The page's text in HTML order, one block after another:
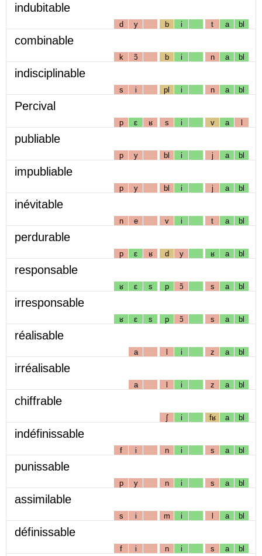
indubitable
d y b i t a bl
combinable
k ɔ̃ b i n a bl
indisciplinable
s i pl i n a bl
Percival
p ɛ ʁ s i v a l
publiable
p y bl i j a bl
impubliable
p y bl i j a bl
inévitable
n e v i t a bl
perdurable
p ɛ ʁ d y ʁ a bl
responsable
ʁ ɛ s p ɔ̃ s a bl
irresponsable
ʁ ɛ s p ɔ̃ s a bl
réalisable
a l i z a bl
irréalisable
a l i z a bl
chiffrable
ʃ i fʁ a bl
indéfinissable
f i n i s a bl
punissable
p y n i s a bl
assimilable
s i m i l a bl
définissable
f i n i s a bl